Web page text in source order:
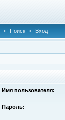
• Поиск • Вход
Имя пользователя:
Пароль: